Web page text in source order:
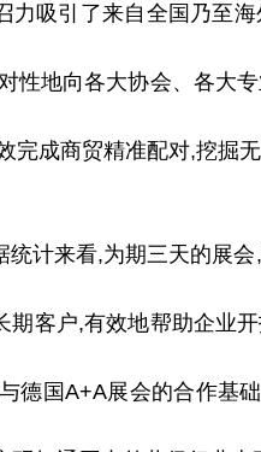
力吸引了来自全国乃至
性地向各大协会、各大
完成商贸精准配对,挖掘无
统计来看,为期三天的展
期客户,有效地帮助企业
德国A+A展会的合作基